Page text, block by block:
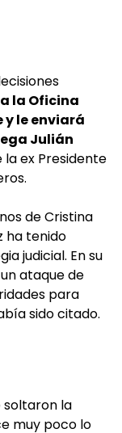
la Oficina
le enviará
Julián
la ex Presidente
de Cristina
ha tenido
judicial. En su
ataque de
para
sido citado.
soltaron la
muy poco lo